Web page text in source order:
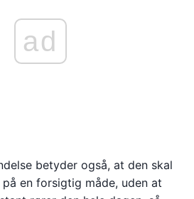
ad
betyder også, at den skal
en forsigtig måde, uden at